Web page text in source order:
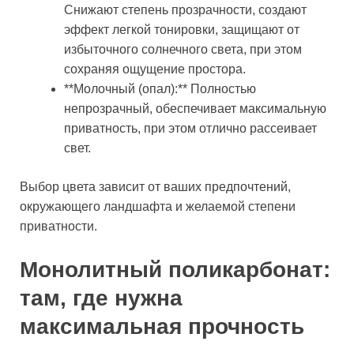
Снижают степень прозрачности, создают
эффект легкой тонировки, защищают от
избыточного солнечного света, при этом
сохраняя ощущение простора.
**Молочный (опал):** Полностью
непрозрачный, обеспечивает максимальную
приватность, при этом отлично рассеивает
свет.
Выбор цвета зависит от ваших предпочтений,
окружающего ландшафта и желаемой степени
приватности.
Монолитный поликарбонат:
там, где нужна
максимальная прочность